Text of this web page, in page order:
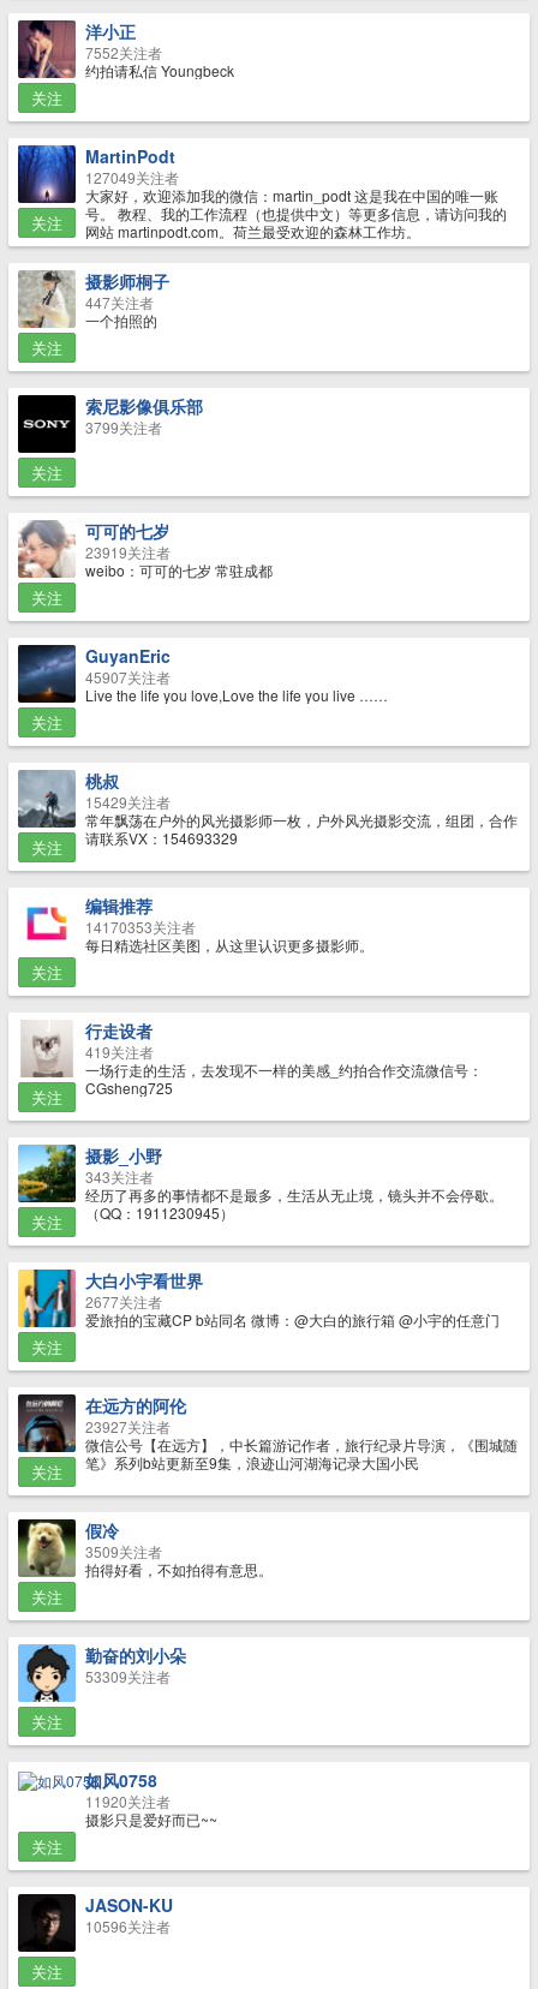
洋小正
7552关注者
约拍请私信 Youngbeck
关注
MartinPodt
127049关注者
大家好，欢迎添加我的微信：martin_podt 这是我在中国的唯一账
号。 教程、我的工作流程（也提供中文）等更多信息，请访问我的
网站 martinpodt.com。荷兰最受欢迎的森林工作坊。
关注
摄影师桐子
447关注者
一个拍照的
关注
索尼影像俱乐部
3799关注者
关注
可可的七岁
23919关注者
weibo：可可的七岁 常驻成都
关注
GuyanEric
45907关注者
Live the life you love,Love the life you live ……
关注
桃叔
15429关注者
常年飘荡在户外的风光摄影师一枚，户外风光摄影交流，组团，合作
请联系VX：154693329
关注
编辑推荐
14170353关注者
每日精选社区美图，从这里认识更多摄影师。
关注
行走设者
419关注者
一场行走的生活，去发现不一样的美感_约拍合作交流微信号：
CGsheng725
关注
摄影_小野
343关注者
经历了再多的事情都不是最多，生活从无止境，镜头并不会停歇。
（QQ：1911230945）
关注
大白小宇看世界
2677关注者
爱旅拍的宝藏CP b站同名 微博：@大白的旅行箱 @小宇的任意门
关注
在远方的阿伦
23927关注者
微信公号【在远方】，中长篇游记作者，旅行纪录片导演，《围城随
笔》系列b站更新至9集，浪迹山河湖海记录大国小民
关注
假冷
3509关注者
拍得好看，不如拍得有意思。
关注
勤奋的刘小朵
53309关注者
关注
如风0758
11920关注者
摄影只是爱好而已~~
关注
JASON-KU
10596关注者
关注